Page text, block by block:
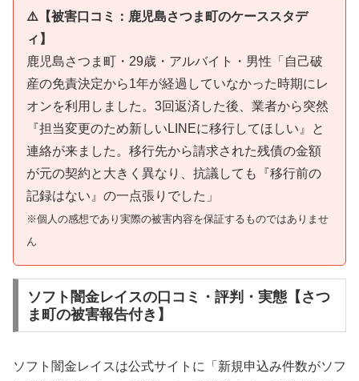
⚠️【被害口コミ：鹿児島さつま町のケーススタデ
ィ】
鹿児島さつま町・29歳・アルバイト・男性「自己破
産の免責決定から1年が経過していなかった時期にレ
オンを利用しました。3回返済した後、業者から突然
『担当変更のため新しいLINEに移行してほしい』と
連絡が来ました。移行先から請求された残債の金額
が元の契約と大きく異なり、抗議しても『移行前の
記録はない』の一点張りでした」
※個人の感想であり実際の被害内容を保証するものではありませ
ん
ソフト闇金レイスの口コミ・評判・実態【さつ
ま町の被害報告付き】
ソフト闇金レイスは公式サイトに「新規申込み件数がソフ